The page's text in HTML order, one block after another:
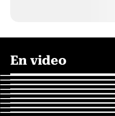
En video